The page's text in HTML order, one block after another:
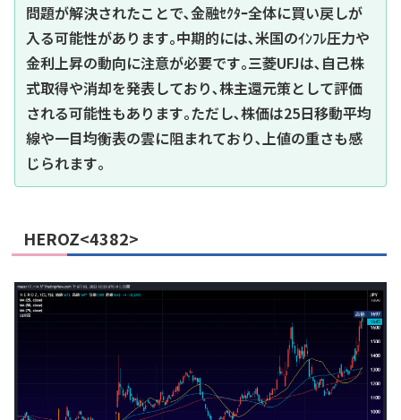
問題が解決されたことで､金融ｾｸﾀｰ全体に買い戻しが
入る可能性があります｡中期的には､米国のｲﾝﾌﾚ圧力や
金利上昇の動向に注意が必要です｡三菱UFJは､自己株
式取得や消却を発表しており､株主還元策として評価
される可能性もあります｡ただし､株価は25日移動平均
線や一目均衡表の雲に阻まれており､上値の重さも感
じられます｡
HEROZ<4382>